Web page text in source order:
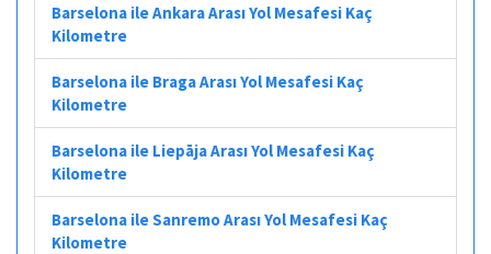
Barselona ile Ankara Arası Yol Mesafesi Kaç
Kilometre
Barselona ile Braga Arası Yol Mesafesi Kaç
Kilometre
Barselona ile Liepāja Arası Yol Mesafesi Kaç
Kilometre
Barselona ile Sanremo Arası Yol Mesafesi Kaç
Kilometre